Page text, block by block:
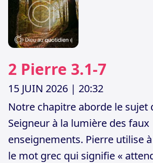
2 Pierre 3.1-7
15 JUIN 2026 | 20:32
Notre chapitre aborde le sujet
Seigneur à la lumière des faux
enseignements. Pierre utilise
le mot grec qui signifie «